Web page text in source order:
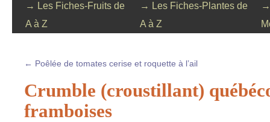
→ Les Fiches-Fruits de
A à Z
→ Les Fiches-Plantes de
A à Z
→
← Poêlée de tomates cerise et roquette à l’ail
Crumble (croustillant)
framboises